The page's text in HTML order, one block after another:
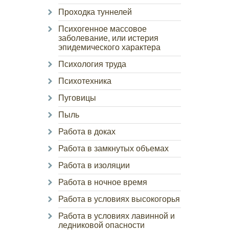
Проходка туннелей
Психогенное массовое
заболевание, или истерия
эпидемического характера
Психология труда
Психотехника
Пуговицы
Пыль
Работа в доках
Работа в замкнутых объемах
Работа в изоляции
Работа в ночное время
Работа в условиях высокогорья
Работа в условиях лавинной и
ледниковой опасности